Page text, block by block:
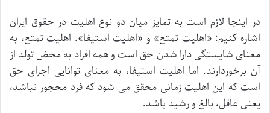
در اینجا لازم است به تمایز میان دو نوع اهلیت در حقوق ایران
اشاره کنیم: «اهلیت تمتع» و «اهلیت استیفا». اهلیت تمتع، به
معنای شایستگی دارا شدن حق است و همه افراد به محض تولد از
آن برخوردارند. اما اهلیت استیفا، به معنای توانایی اجرای حق
است که این اهلیت زمانی محقق می شود که فرد محجور نباشد،
یعنی عاقل، بالغ و رشید باشد.